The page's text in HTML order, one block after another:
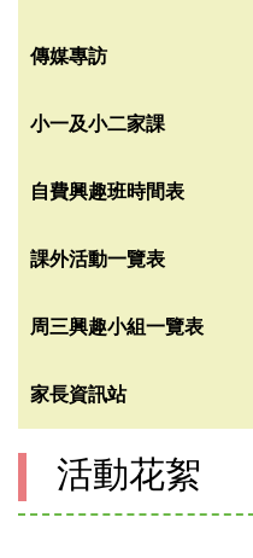
傳媒專訪
小一及小二家課
自費興趣班時間表
課外活動一覽表
周三興趣小組一覽表
家長資訊站
活動花絮